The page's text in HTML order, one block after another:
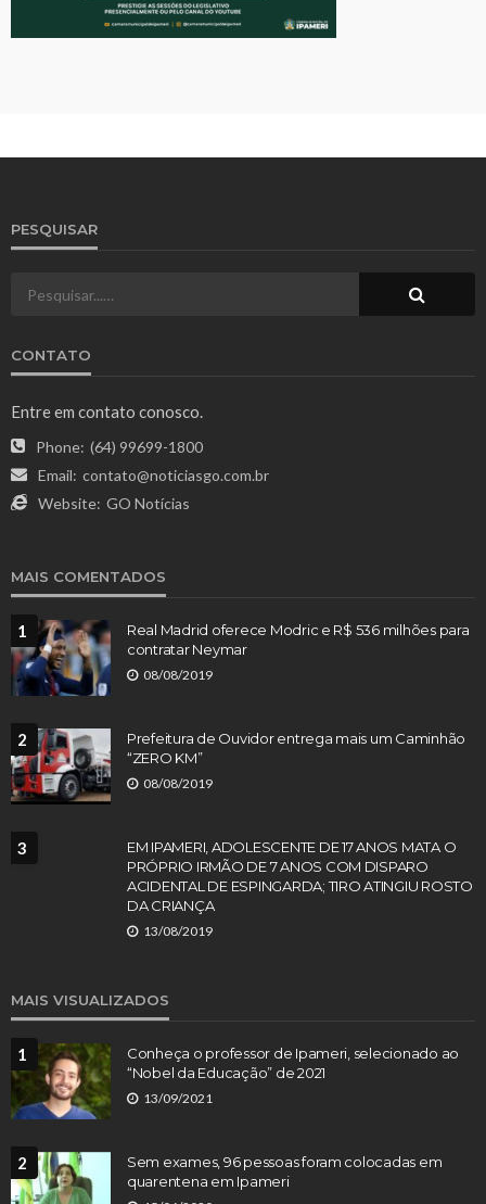
PESQUISAR
CONTATO
Entre em contato conosco.
Phone: (64) 99699-1800
Email: contato@noticiasgo.com.br
Website: GO Notícias
MAIS COMENTADOS
1
Real Madrid oferece Modric e R$ 536 milhões para
contratar Neymar
08/08/2019
2
Prefeitura de Ouvidor entrega mais um Caminhão
“ZERO KM”
08/08/2019
3
EM IPAMERI, ADOLESCENTE DE 17 ANOS MATA O
PRÓPRIO IRMÃO DE 7 ANOS COM DISPARO
ACIDENTAL DE ESPINGARDA; TIRO ATINGIU ROSTO
DA CRIANÇA
13/08/2019
MAIS VISUALIZADOS
1
Conheça o professor de Ipameri, selecionado ao
“Nobel da Educação” de 2021
13/09/2021
2
Sem exames, 96 pessoas foram colocadas em
quarentena em Ipameri